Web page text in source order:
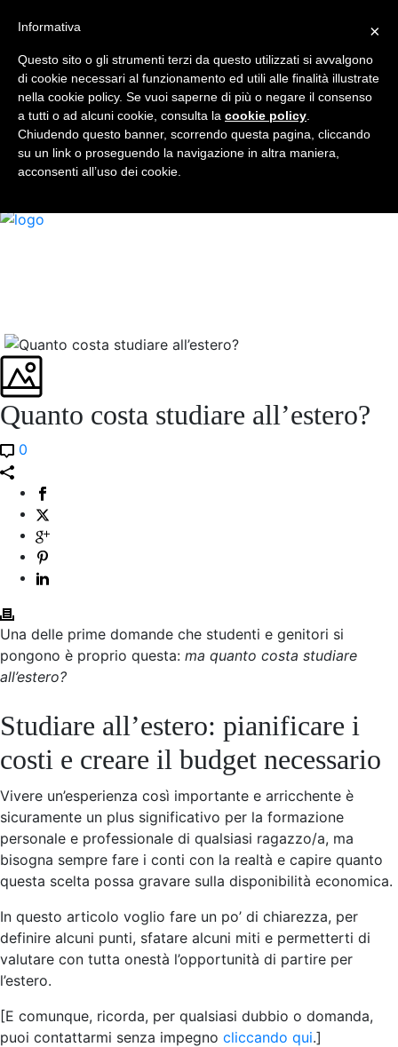
Chi sono
Libro
Università Visitate
Servizi
Blog
Faq
Contatti
Quanto costa studiare all’estero?
0
Una delle prime domande che studenti e genitori si
pongono è proprio questa: ma quanto costa studiare
all’estero?
Studiare all’estero: pianificare i
costi e creare il budget necessario
Vivere un’esperienza così importante e arricchente è
sicuramente un plus significativo per la formazione
personale e professionale di qualsiasi ragazzo/a, ma
bisogna sempre fare i conti con la realtà e capire quanto
questa scelta possa gravare sulla disponibilità economica.
In questo articolo voglio fare un po’ di chiarezza, per
definire alcuni punti, sfatare alcuni miti e permetterti di
valutare con tutta onestà l’opportunità di partire per
l’estero.
[E comunque, ricorda, per qualsiasi dubbio o domanda,
puoi contattarmi senza impegno cliccando qui.]
×
Informativa
Questo sito o gli strumenti terzi da questo utilizzati si avvalgono
di cookie necessari al funzionamento ed utili alle finalità illustrate
nella cookie policy. Se vuoi saperne di più o negare il consenso
a tutti o ad alcuni cookie, consulta la cookie policy
Chiudendo questo banner, scorrendo questa pagina, cliccando
su un link o proseguendo la navigazione in altra maniera,
acconsenti all’uso dei cookie.